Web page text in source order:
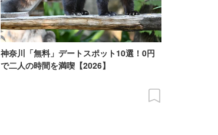
神奈川「無料」デートスポット10選！0円
で二人の時間を満喫【2026】